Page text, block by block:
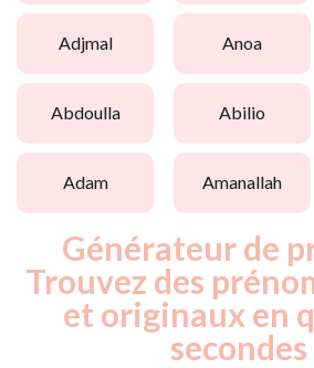
adjmal anoa
abdoulla abilio
adam amanallah
Générateur de
Trouvez des
et originaux en
secondes